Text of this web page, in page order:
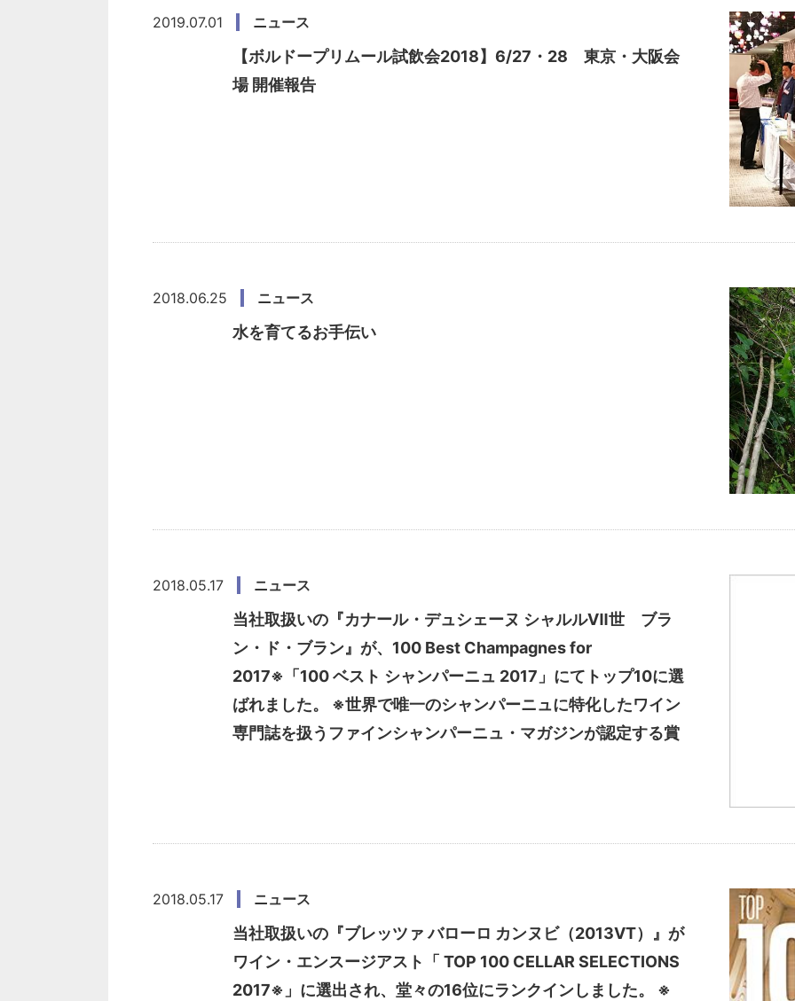
2019.07.01 ニュース
【ボルドープリムール試飲会2018】6/27・28 東京・大阪会
場 開催報告
2018.06.25 ニュース
水を育てるお手伝い
2018.05.17 ニュース
当社取扱いの『カナール・デュシェーヌ シャルルⅦ世 ブラ
ン・ド・ブラン』が、100 Best Champagnes for
2017※「100 ベスト シャンパーニュ 2017」にてトップ10に選
ばれました。 ※世界で唯一のシャンパーニュに特化したワイン
専門誌を扱うファインシャンパーニュ・マガジンが認定する賞
2018.05.17 ニュース
当社取扱いの『ブレッツァ バローロ カンヌビ（2013VT）』が
ワイン・エンスージアスト「 TOP 100 CELLAR SELECTIONS
2017※」に選出され、堂々の16位にランクインしました。 ※